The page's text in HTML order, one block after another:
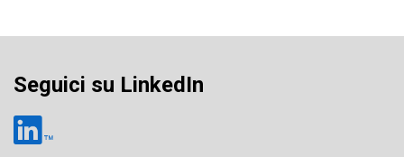
Seguici su LinkedIn